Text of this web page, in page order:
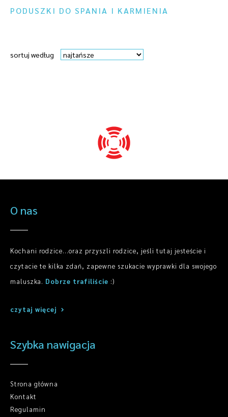
PODUSZKI DO SPANIA I KARMIENIA
sortuj według
O nas
Kochani rodzice...oraz przyszli rodzice, jeśli tutaj jesteście i
czytacie te kilka zdań, zapewne szukacie wyprawki dla swojego
maluszka. Dobrze trafiliście :)
czytaj więcej
Szybka nawigacja
Strona główna
Kontakt
Regulamin